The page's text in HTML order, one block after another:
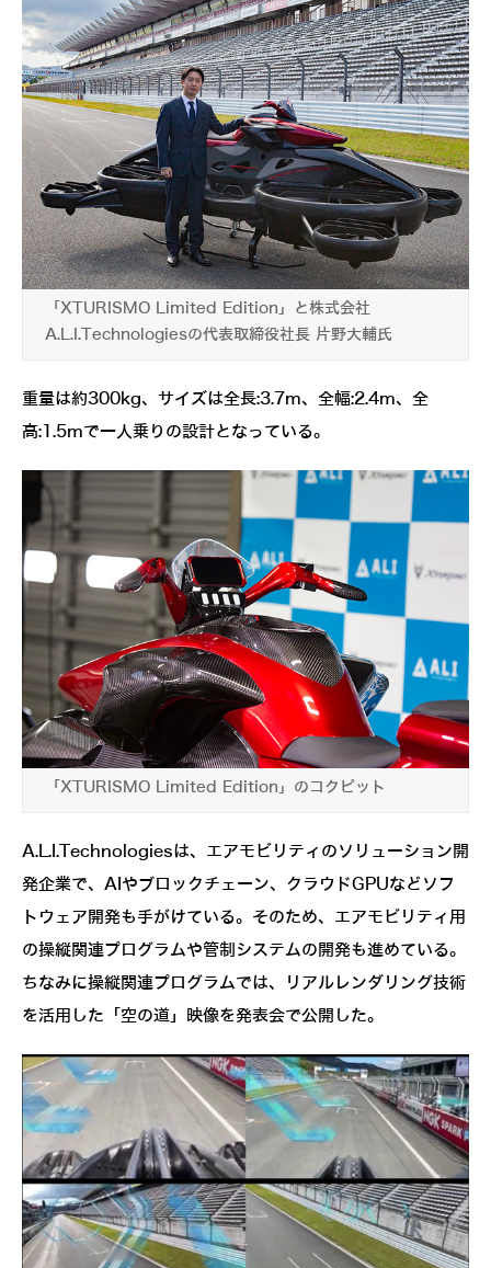
「XTURISMO Limited Edition」と株式会社
A.L.I.Technologiesの代表取締役社長 片野大輔氏
重量は約300kg、サイズは全長:3.7m、全幅:2.4m、全
高:1.5mで一人乗りの設計となっている。
「XTURISMO Limited Edition」のコクピット
A.L.I.Technologiesは、エアモビリティのソリューション開
発企業で、AIやブロックチェーン、クラウドGPUなどソフ
トウェア開発も手がけている。そのため、エアモビリティ用
の操縦関連プログラムや管制システムの開発も進めている。
ちなみに操縦関連プログラムでは、リアルレンダリング技術
を活用した「空の道」映像を発表会で公開した。